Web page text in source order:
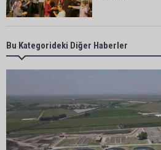
Adana’da
bulacak
Yumurtalık’ta
kaldırımlar
Bu Kategorideki Diğer Haberler